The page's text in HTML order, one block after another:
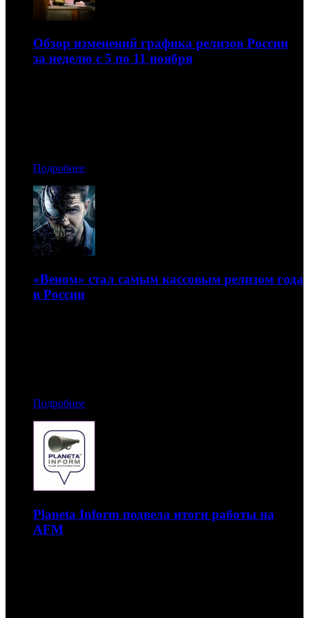
Обзор изменений графика релизов России
за неделю с 5 по 11 ноября
Подробнее
«Веном» стал самым кассовым релизом года
в России
Подробнее
Planeta Inform подвела итоги работы на
AFM